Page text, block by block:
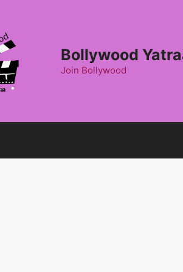
Bollywood
Join Bollywood